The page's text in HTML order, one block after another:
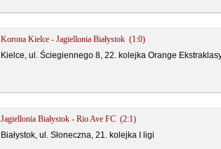
Korona Kielce - Jagiellonia Białystok (1:0)
Kielce, ul. Ściegiennego 8, 22. kolejka Orange
Jagiellonia Białystok - Rio Ave FC (2:1)
Białystok, ul. Słoneczna, 21. kolejka I ligi